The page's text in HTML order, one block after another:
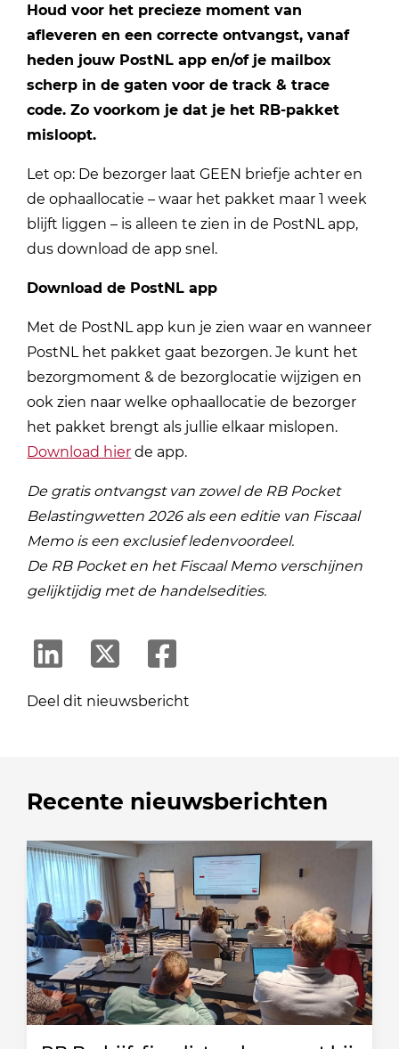
Houd voor het precieze moment van
afleveren en een correcte ontvangst, vanaf
heden jouw PostNL app en/of je mailbox
scherp in de gaten voor de track & trace
code. Zo voorkom je dat je het RB-pakket
misloopt.
Let op: De bezorger laat GEEN briefje achter en
de ophaallocatie – waar het pakket maar 1 week
blijft liggen – is alleen te zien in de PostNL app,
dus download de app snel.
Download de PostNL app
Met de PostNL app kun je zien waar en wanneer
PostNL het pakket gaat bezorgen. Je kunt het
bezorgmoment & de bezorglocatie wijzigen en
ook zien naar welke ophaallocatie de bezorger
het pakket brengt als jullie elkaar mislopen.
Download hier de app.
De gratis ontvangst van zowel de RB Pocket
Belastingwetten 2026 als een editie van Fiscaal
Memo is een exclusief ledenvoordeel.
De RB Pocket en het Fiscaal Memo verschijnen
gelijktijdig met de handelsedities.
Deel dit nieuwsbericht
Recente nieuwsberichten